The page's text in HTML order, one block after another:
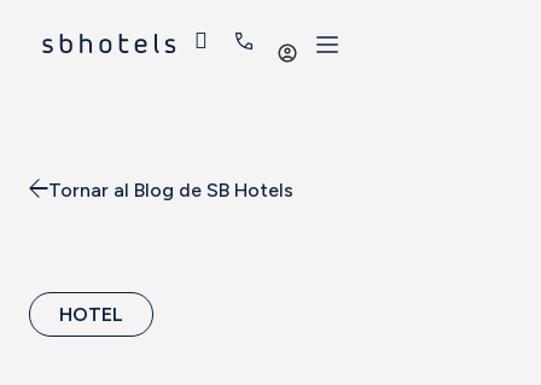
Iniciar
Tornar al Blog de SB Hotels
HOTEL